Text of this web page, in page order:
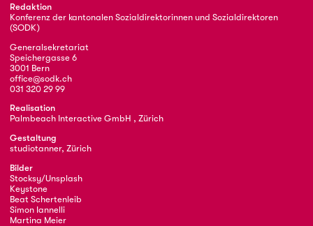
Redaktion
Konferenz der kantonalen Sozialdirektorinnen und Sozialdirektoren
(SODK)
Generalsekretariat
Speichergasse 6
3001 Bern
office@sodk.ch
031 320 29 99
Realisation
Palmbeach Interactive GmbH , Zürich
Gestaltung
studiotanner, Zürich
Bilder
Stocksy/Unsplash
Keystone
Beat Schertenleib
Simon Iannelli
Martina Meier